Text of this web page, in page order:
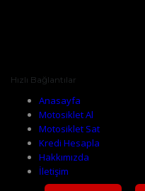
Hızlı Bağlantılar
Anasayfa
Motosiklet Al
Motosiklet Sat
Kredi Hesapla
Hakkımızda
İletişim